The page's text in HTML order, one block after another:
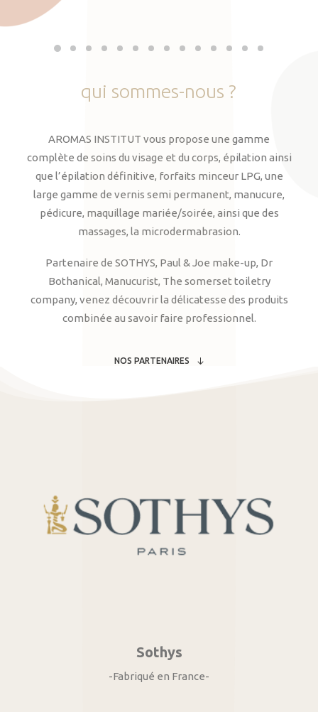
qui sommes-nous ?
AROMAS INSTITUT vous propose une gamme
complète de soins du visage et du corps, épilation ainsi
que l’épilation définitive, forfaits minceur LPG, une
large gamme de vernis semi permanent, manucure,
pédicure, maquillage mariée/soirée, ainsi que des
massages, la microdermabrasion.
Partenaire de SOTHYS, Paul & Joe make-up, Dr
Bothanical, Manucurist, The somerset toiletry
company, venez découvrir la délicatesse des produits
combinée au savoir faire professionnel.
NOS PARTENAIRES
Sothys
-Fabriqué en France-